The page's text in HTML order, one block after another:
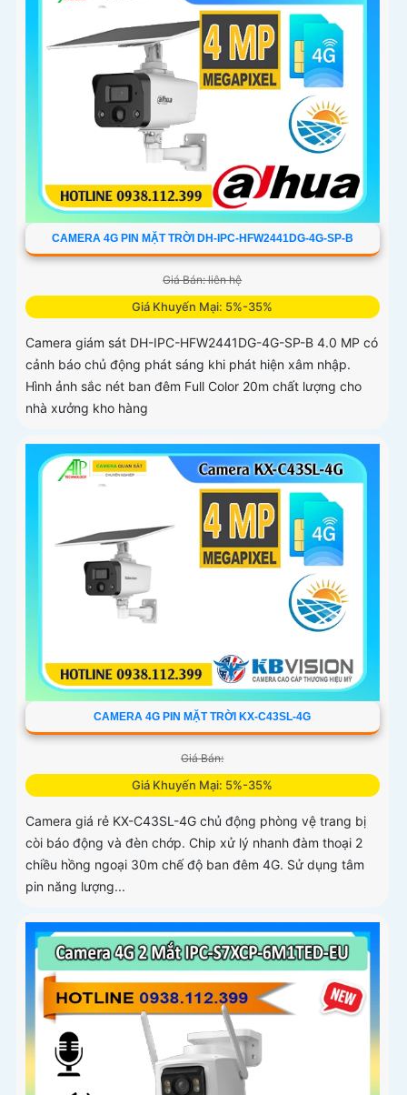
CAMERA 4G PIN MẶT TRỜI DH-IPC-HFW2441DG-4G-SP-B
Giá Bán: liên hệ
Giá Khuyến Mại: 5%-35%
Camera giám sát DH-IPC-HFW2441DG-4G-SP-B 4.0 MP có
cảnh báo chủ động phát sáng khi phát hiện xâm nhập.
Hình ảnh sắc nét ban đêm Full Color 20m chất lượng cho
nhà xưởng kho hàng
CAMERA 4G PIN MẶT TRỜI KX-C43SL-4G
Giá Bán:
Giá Khuyến Mại: 5%-35%
Camera giá rẻ KX-C43SL-4G chủ động phòng vệ trang bị
còi báo động và đèn chớp. Chip xử lý nhanh đàm thoại 2
chiều hồng ngoại 30m chế độ ban đêm 4G. Sử dụng tâm
pin năng lượng...